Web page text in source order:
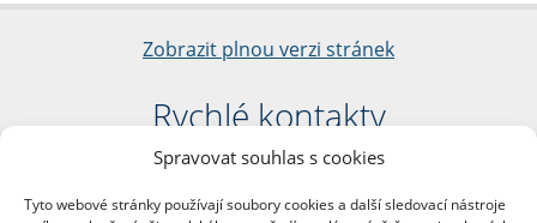
Spravovat souhlas s cookies
Tyto webové stránky používají soubory cookies a další sledovací nástroje
Zobrazit plnou verzi stránek
Rychlé kontakty
Filozofická fakulta
nám. Jana Palacha 1/2